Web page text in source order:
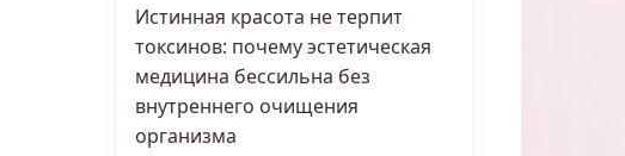
Истинная красота не терпит
токсинов: почему эстетическая
медицина бессильна без
внутреннего очищения
организма